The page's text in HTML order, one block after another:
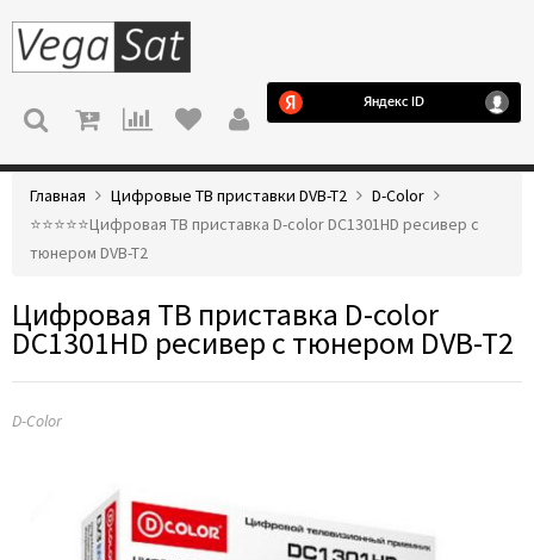
МЕНЮ
Главная Цифровые ТВ приставки DVB-T2
D-Color
⭐️⭐️⭐️⭐️⭐️Цифровая ТВ приставка D-color DC1301HD ресивер с
тюнером DVB-T2
Цифровая ТВ приставка D-color
DC1301HD ресивер с тюнером DVB-T2
D-Color